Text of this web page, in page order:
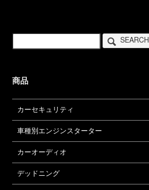
SEARCH
商品
カーセキュリティ
車種別エンジンスターター
カーオーディオ
デッドニング